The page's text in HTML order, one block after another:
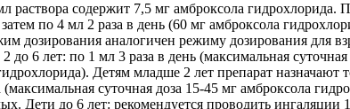
раствора содержит 7,5 мг амброксола
по 4 мл 2 раза в день (60 мг амброксола
дозирования аналогичен режиму дозирования для
до 6 лет: по 1 мл 3 раза в день (максимальная
Детям младше 2 лет препарат
(максимальная суточная доза 15-45 мг амброксола
Дети до 6 лет: рекомендуется проводить